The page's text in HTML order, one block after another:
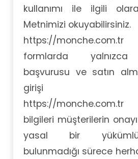
kullanımı ile ilgili
Metnimizi okuyabilirsiniz.
https://
formlarda yalnızca
başvurusu ve satın
girişi
https://
bilgileri müşterilerin
yasal bir
bulunmadığı sürece